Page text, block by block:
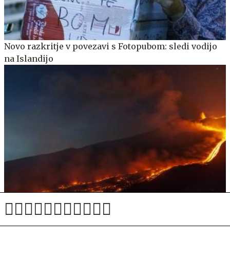
Novo razkritje v povezavi s Fotopubom: sledi vodijo
na Islandijo
Po izbruhu Etne zaradi pepela moten letalski promet
v Catanii